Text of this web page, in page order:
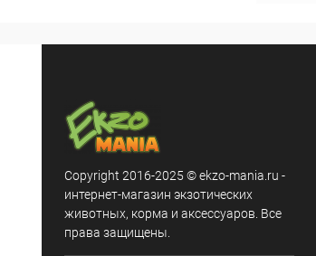
Copyright 2016-2025 © ekzo-mania.ru -
интернет-магазин экзотических
животных, корма и аксессуаров. Все
права защищены.